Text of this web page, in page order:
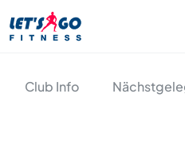
Club Info